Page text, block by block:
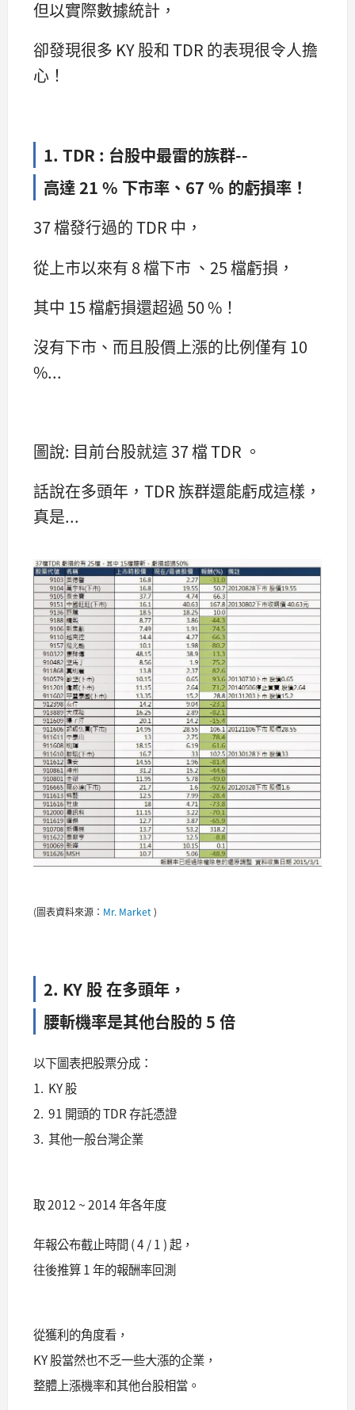
但以實際數據統計，
卻發現很多 KY 股和 TDR 的表現很令人擔
心！
1. TDR : 台股中最雷的族群--
高達 21 % 下市率、67 % 的虧損率！
37 檔發行過的 TDR 中，
從上市以來有 8 檔下市 、25 檔虧損，
其中 15 檔虧損還超過 50 %！
沒有下市、而且股價上漲的比例僅有 10
%...
圖說: 目前台股就這 37 檔 TDR 。
話說在多頭年，TDR 族群還能虧成這樣，
真是...
(圖表資料來源： Mr. Market)
2. KY 股 在多頭年，
腰斬機率是其他台股的 5 倍
以下圖表把股票分成：
1. KY 股
2. 91 開頭的 TDR 存託憑證
3. 其他一般台灣企業
取 2012 ~ 2014 年各年度
年報公布截止時間 ( 4 / 1 ) 起，
往後推算 1 年的報酬率回測
從獲利的角度看，
KY 股當然也不乏一些大漲的企業，
整體上漲機率和其他台股相當。